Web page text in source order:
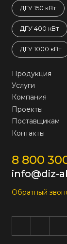
ДГУ 150 кВт
ДГУ 400 кВт
ДГУ 1000 кВт
Продукция
Услуги
Компания
Проекты
Поставщикам
Контакты
8 800
info@diz-
Обратный